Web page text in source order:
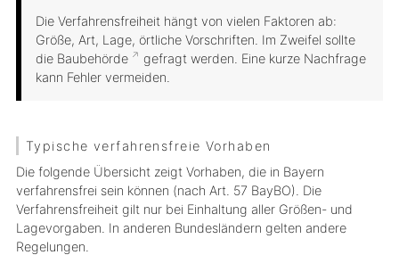
Die Verfahrensfreiheit hängt von vielen Faktoren ab:
Größe, Art, Lage, örtliche Vorschriften. Im Zweifel sollte
die Baubehörde
gefragt werden. Eine kurze Nachfrage
kann Fehler vermeiden.
Typische verfahrensfreie Vorhaben
Die folgende Übersicht zeigt Vorhaben, die in Bayern
verfahrensfrei sein können (nach Art. 57 BayBO). Die
Verfahrensfreiheit gilt nur bei Einhaltung aller Größen- und
Lagevorgaben. In anderen Bundesländern gelten andere
Regelungen.